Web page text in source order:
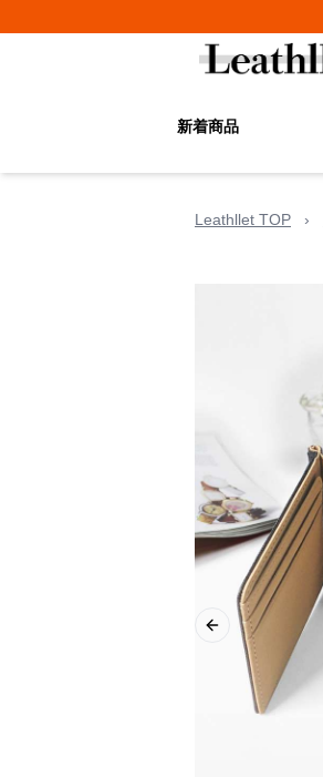
新着商品
Leathllet TOP ›
Previous slide